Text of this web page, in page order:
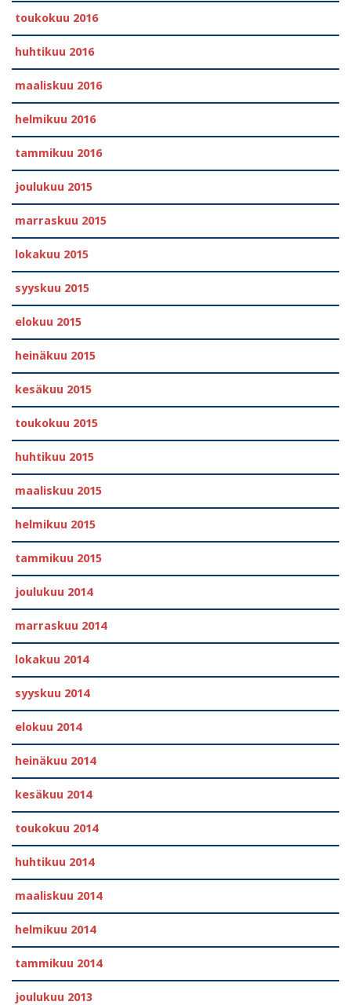
toukokuu 2016
huhtikuu 2016
maaliskuu 2016
helmikuu 2016
tammikuu 2016
joulukuu 2015
marraskuu 2015
lokakuu 2015
syyskuu 2015
elokuu 2015
heinäkuu 2015
kesäkuu 2015
toukokuu 2015
huhtikuu 2015
maaliskuu 2015
helmikuu 2015
tammikuu 2015
joulukuu 2014
marraskuu 2014
lokakuu 2014
syyskuu 2014
elokuu 2014
heinäkuu 2014
kesäkuu 2014
toukokuu 2014
huhtikuu 2014
maaliskuu 2014
helmikuu 2014
tammikuu 2014
joulukuu 2013